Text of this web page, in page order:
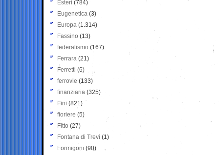
Esteri (784)
Eugenetica (3)
Europa (1.314)
Fassino (13)
federalismo (167)
Ferrara (21)
Ferretti (6)
ferrovie (133)
finanziaria (325)
Fini (821)
fioriere (5)
Fitto (27)
Fontana di Trevi (1)
Formigoni (90)